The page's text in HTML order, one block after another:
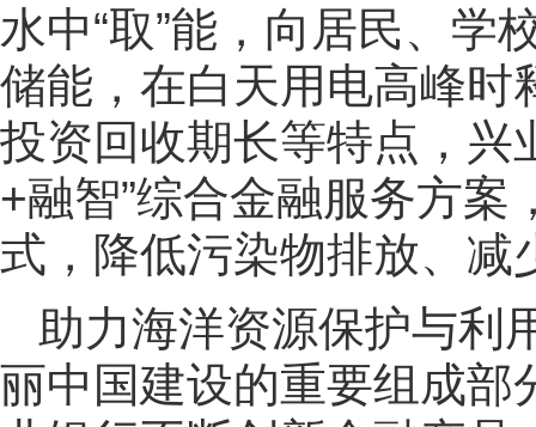
水中“取”能，向居民、学
储能，在白天用电高峰时
投资回收期长等特点，兴
+融智”综合金融服务方
式，降低污染物排放、减
助力海洋资源保护与利
丽中国建设的重要组成部